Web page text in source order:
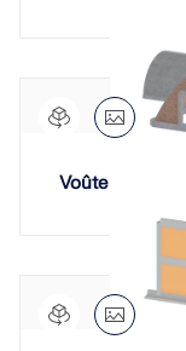
Versions
Voûte cintrée